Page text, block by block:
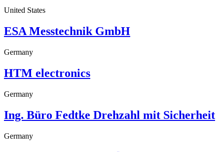
United States
ESA Messtechnik GmbH
Germany
HTM electronics
Germany
Ing. Büro Fedtke Drehzahl mit Sicherheit
Germany